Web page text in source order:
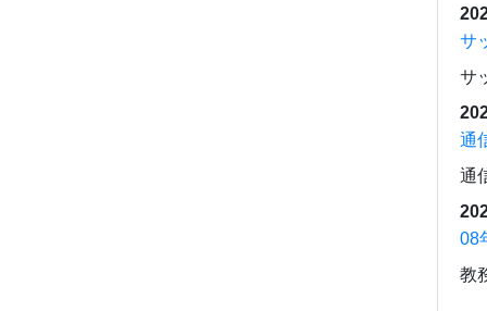
サ
サ
通
通
08
教